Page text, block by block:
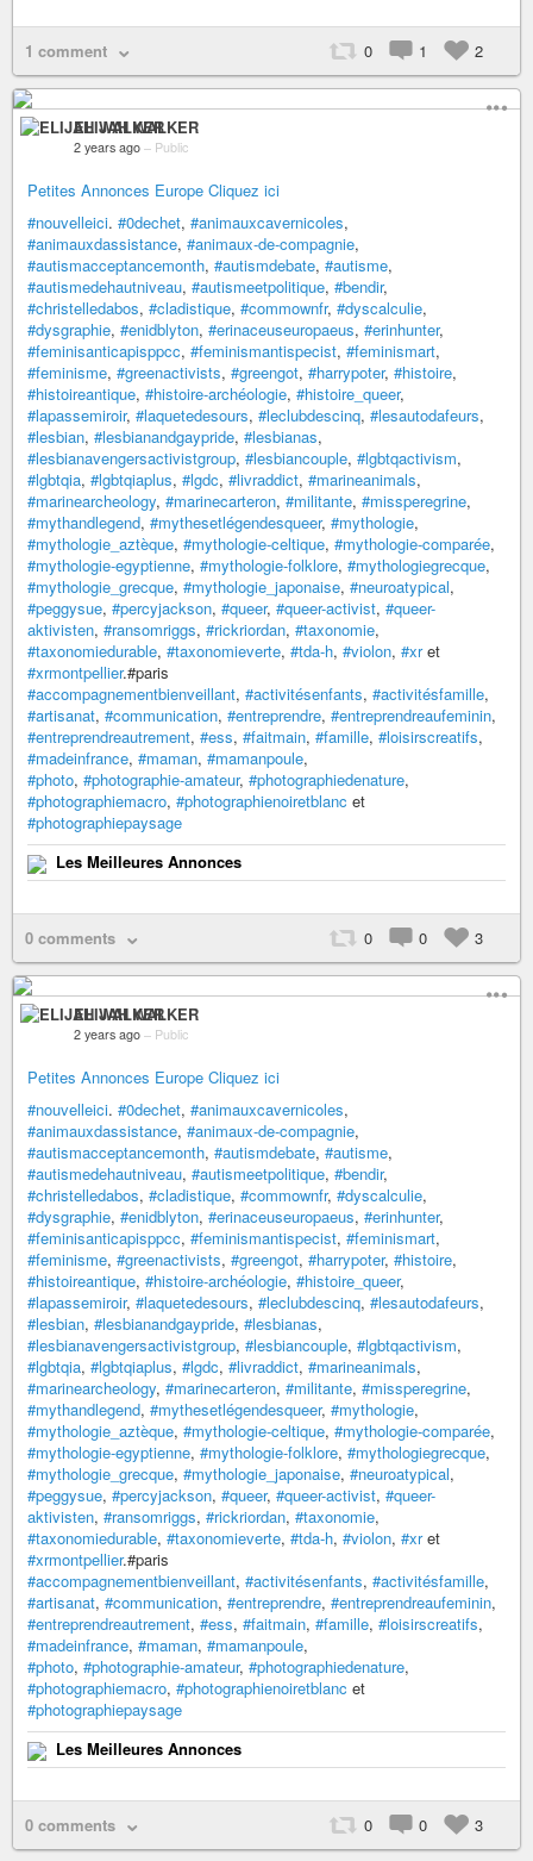
1 comment 0 1 2
ELIJAH WALKER
2 years ago – Public
Petites Annonces Europe Cliquez ici
#nouvelleici. #0dechet, #animauxcavernicoles,
#animauxdassistance, #animaux-de-compagnie,
#autismacceptancemonth, #autismdebate, #autisme,
#autismedehautniveau, #autismeetpolitique, #bendir,
#christelledabos, #cladistique, #commownfr, #dyscalculie,
#dysgraphie, #enidblyton, #erinaceuseuropaeus, #erinhunter,
#feminisanticapisppcc, #feminismantispecist, #feminismart,
#feminisme, #greenactivists, #greengot, #harrypoter, #histoire,
#histoireantique, #histoire-archéologie, #histoire_queer,
#lapassemiroir, #laquetedesours, #leclubdescinq, #lesautodafeurs,
#lesbian, #lesbianandgaypride, #lesbianas,
#lesbianavengersactivistgroup, #lesbiancouple, #lgbtqactivism,
#lgbtqia, #lgbtqiaplus, #lgdc, #livraddict, #marineanimals,
#marinearcheology, #marinecarteron, #militante, #missperegrine,
#mythandlegend, #mythesetlégendesqueer, #mythologie,
#mythologie_aztèque, #mythologie-celtique, #mythologie-comparée,
#mythologie-egyptienne, #mythologie-folklore, #mythologiegrecque,
#mythologie_grecque, #mythologie_japonaise, #neuroatypical,
#peggysue, #percyjackson, #queer, #queer-activist, #queer-
aktivisten, #ransomriggs, #rickriordan, #taxonomie,
#taxonomiedurable, #taxonomieverte, #tda-h, #violon, #xret
#xrmontpellier.#paris
#accompagnementbienveillant, #activitésenfants, #activitésfamille,
#artisanat, #communication, #entreprendre, #entreprendreaufeminin,
#entreprendreautrement, #ess, #faitmain, #famille, #loisirscreatifs,
#madeinfrance, #maman, #mamanpoule,
#photo, #photographie-amateur, #photographiedenature,
#photographiemacro, #photographienoiretblanc et
#photographiepaysage
Les Meilleures Annonces
0 comments 0 0 3
ELIJAH WALKER
2 years ago – Public
Petites Annonces Europe Cliquez ici
#nouvelleici. #0dechet, #animauxcavernicoles,
#animauxdassistance, #animaux-de-compagnie,
#autismacceptancemonth, #autismdebate, #autisme,
#autismedehautniveau, #autismeetpolitique, #bendir,
#christelledabos, #cladistique, #commownfr, #dyscalculie,
#dysgraphie, #enidblyton, #erinaceuseuropaeus, #erinhunter,
#feminisanticapisppcc, #feminismantispecist, #feminismart,
#feminisme, #greenactivists, #greengot, #harrypoter, #histoire,
#histoireantique, #histoire-archéologie, #histoire_queer,
#lapassemiroir, #laquetedesours, #leclubdescinq, #lesautodafeurs,
#lesbian, #lesbianandgaypride, #lesbianas,
#lesbianavengersactivistgroup, #lesbiancouple, #lgbtqactivism,
#lgbtqia, #lgbtqiaplus, #lgdc, #livraddict, #marineanimals,
#marinearcheology, #marinecarteron, #militante, #missperegrine,
#mythandlegend, #mythesetlégendesqueer, #mythologie,
#mythologie_aztèque, #mythologie-celtique, #mythologie-comparée,
#mythologie-egyptienne, #mythologie-folklore, #mythologiegrecque,
#mythologie_grecque, #mythologie_japonaise, #neuroatypical,
#peggysue, #percyjackson, #queer, #queer-activist, #queer-
aktivisten, #ransomriggs, #rickriordan, #taxonomie,
#taxonomiedurable, #taxonomieverte, #tda-h, #violon, #xret
#xrmontpellier.#paris
#accompagnementbienveillant, #activitésenfants, #activitésfamille,
#artisanat, #communication, #entreprendre, #entreprendreaufeminin,
#entreprendreautrement, #ess, #faitmain, #famille, #loisirscreatifs,
#madeinfrance, #maman, #mamanpoule,
#photo, #photographie-amateur, #photographiedenature,
#photographiemacro, #photographienoiretblanc et
#photographiepaysage
Les Meilleures Annonces
0 comments 0 0 3